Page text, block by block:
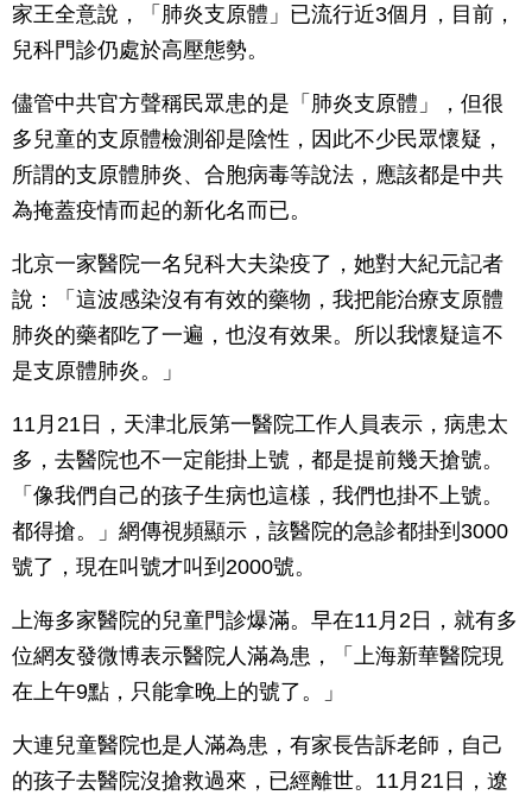
家王全意說，「肺炎支原體」已流行近3個月，目前，
兒科門診仍處於高壓態勢。
儘管中共官方聲稱民眾患的是「肺炎支原體」，但很
多兒童的支原體檢測卻是陰性，因此不少民眾懷疑，
所謂的支原體肺炎、合胞病毒等說法，應該都是中共
為掩蓋疫情而起的新化名而已。
北京一家醫院一名兒科大夫染疫了，她對大紀元記者
說：「這波感染沒有有效的藥物，我把能治療支原體
肺炎的藥都吃了一遍，也沒有效果。所以我懷疑這不
是支原體肺炎。」
11月21日，天津北辰第一醫院工作人員表示，病患太
多，去醫院也不一定能掛上號，都是提前幾天搶號。
「像我們自己的孩子生病也這樣，我們也掛不上號。
都得搶。」網傳視頻顯示，該醫院的急診都掛到3000
號了，現在叫號才叫到2000號。
上海多家醫院的兒童門診爆滿。早在11月2日，就有多
位網友發微博表示醫院人滿為患，「上海新華醫院現
在上午9點，只能拿晚上的號了。」
大連兒童醫院也是人滿為患，有家長告訴老師，自己
的孩子去醫院沒搶救過來，已經離世。11月21日，遼